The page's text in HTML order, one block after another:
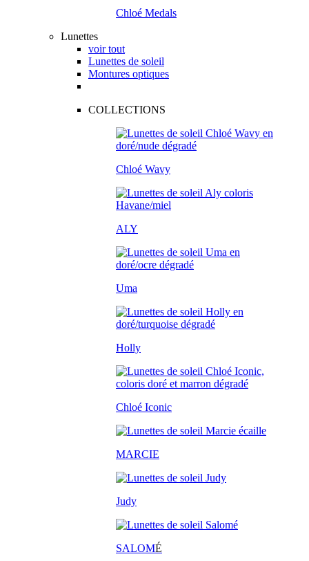
Chloé Medals
Lunettes
voir tout
Lunettes de soleil
Montures optiques
COLLECTIONS
Chloé Wavy
ALY
Uma
Holly
Chloé Iconic
MARCIE
Judy
SALOMÉ